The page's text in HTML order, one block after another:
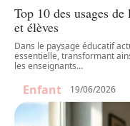
Top 10 des usages
et élèves
Dans le paysage éducatif
essentielle, transformant
les enseignants…
Enfant 19/06/2026